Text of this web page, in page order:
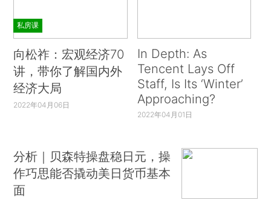
私房课
向松祚：宏观经济70
讲，带你了解国内外
经济大局
2022年04月06日
In Depth: As
Tencent Lays Off
Staff, Is Its ‘Winter’
Approaching?
2022年04月01日
分析｜贝森特操盘稳日元，操
作巧思能否撬动美日货币基本
面